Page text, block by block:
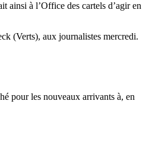
ainsi à l’Office des cartels d’agir en
(Verts), aux journalistes mercredi.
pour les nouveaux arrivants à, en